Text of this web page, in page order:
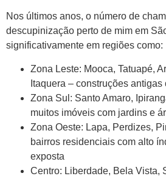
Nos últimos anos, o número de
descupinização perto de mim em
significativamente em regiões como:
Zona Leste: Mooca, Tatuapé,
Itaquera – construções
Zona Sul: Santo Amaro,
muitos imóveis com jardins e
Zona Oeste: Lapa, Perdizes,
bairros residenciais com alto
exposta
Centro: Liberdade, Bela Vista,